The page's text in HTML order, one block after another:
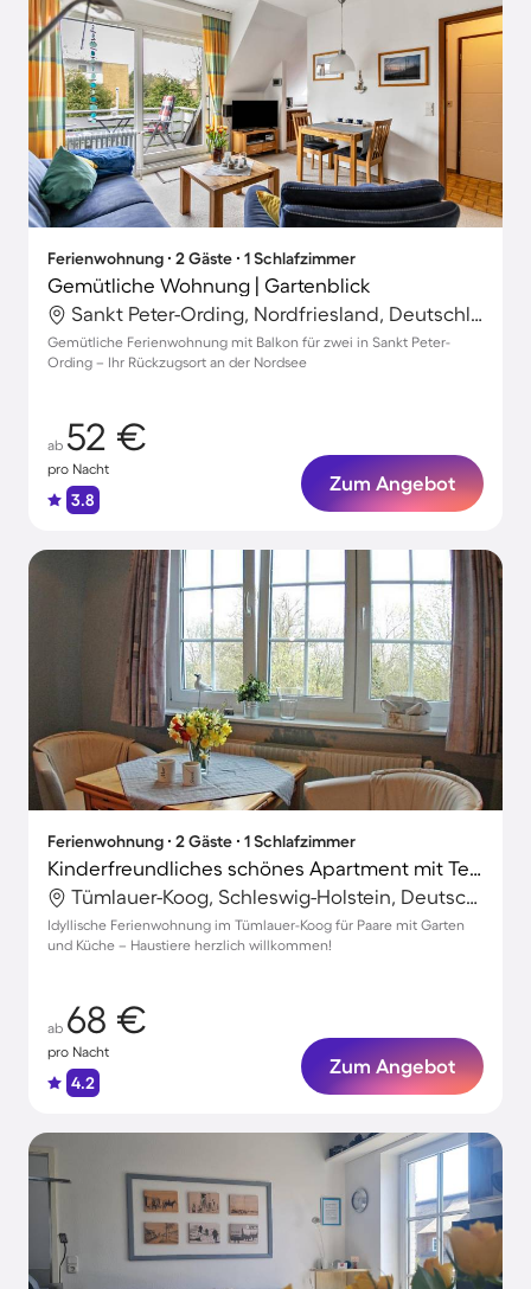
Ferienwohnung ∙ 2 Gäste ∙ 1 Schlafzimmer
Gemütliche Wohnung | Gartenblick
Sankt Peter-Ording, Nordfriesland, Deutschland
Gemütliche Ferienwohnung mit Balkon für zwei in Sankt Peter-
Ording – Ihr Rückzugsort an der Nordsee
ab 52 €
pro Nacht
3.8
Zum Angebot
Ferienwohnung ∙ 2 Gäste ∙ 1 Schlafzimmer
Kinderfreundliches schönes Apartment mit Terrasse, Garten und Grill | Haustiere sind willkommen
Tümlauer-Koog, Schleswig-Holstein, Deutschland
Idyllische Ferienwohnung im Tümlauer-Koog für Paare mit Garten
und Küche – Haustiere herzlich willkommen!
ab 68 €
pro Nacht
4.2
Zum Angebot